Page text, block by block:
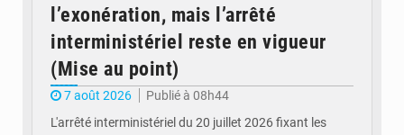
l’exonération, mais l’arrêté
interministériel reste en vigueur
(Mise au point)
7 août 2026
Publié à 08h44
L'arrêté interministériel du 20 juillet 2026 fixant les